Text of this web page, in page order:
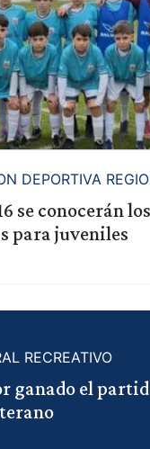
DEPORTIVA
se conocerán
para juveniles
RECREATIVO
ganado el